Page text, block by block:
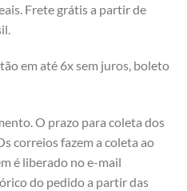
Frete grátis a partir de
em até 6x sem juros, boleto
O prazo para coleta dos
correios fazem a coleta ao
é liberado no e-mail
do pedido a partir das